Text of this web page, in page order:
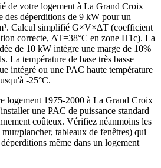
de votre logement à La Grand Croix
déperditions de 9 kW pour un
Calcul simplifié G×V×ΔT (coefficient
correcte, ΔT=38°C en zone H1c). La
de 10 kW intègre une marge de 10%
La température de base très basse
intégré ou une PAC haute température
-25°C.
logement 1975-2000 à La Grand Croix
une PAC de puissance standard
coûteux. Vérifiez néanmoins les
plancher, tableaux de fenêtres) qui
même dans un logement